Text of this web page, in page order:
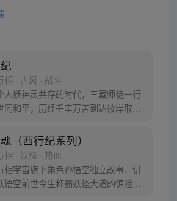
相 · 古风 · 战斗
人妖神灵共存的时代，三藏师徒一行
间和平，历经千辛万苦到达彼岸取
好….随着阴谋慢慢揭露，暗魂四起,
“永恒之火”重新归位，小狼妖白狼不
，找到唐三藏大法师，和他一起重新
弟们，组成全新“西行小队”，再度踏
之旅……
（西行纪系列）
相 · 妖怪 · 热血
相宇宙旗下角色孙悟空独立故事，讲
悟空前世今生称霸妖怪大道的惊险历